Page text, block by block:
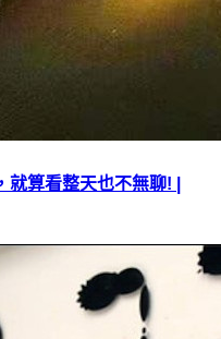
算看整天也不無聊! |